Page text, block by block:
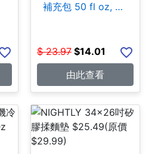
補充包 50 fl oz, 3
$ 23.97 $14.01
由此查看